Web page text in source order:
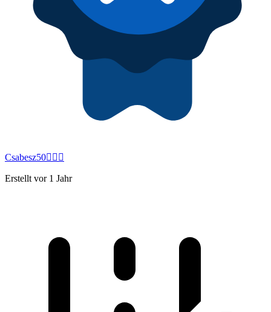
Csabesz50🚴🏻‍♀️
Erstellt vor 1 Jahr